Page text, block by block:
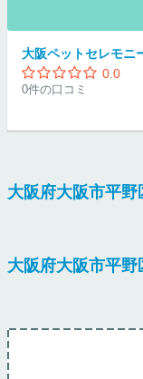
大阪ペットセレモニ
0.0
0件の口コミ
大阪府大阪市平
大阪府大阪市平